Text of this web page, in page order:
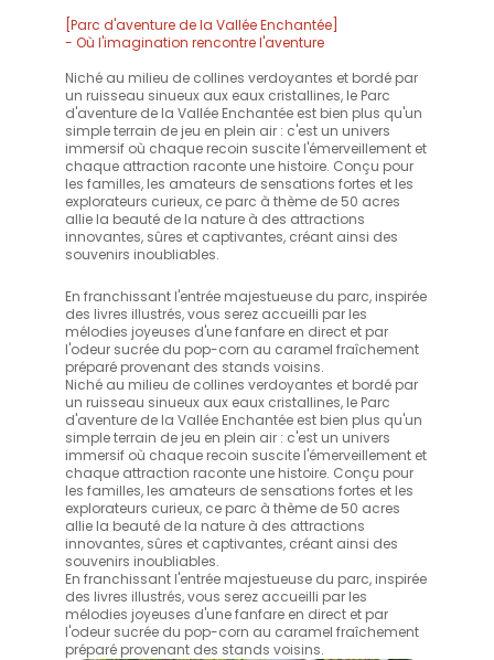
[Parc d'aventure de la Vallée Enchantée]
- Où l'imagination rencontre l'aventure
Niché au milieu de collines verdoyantes et bordé par
un ruisseau sinueux aux eaux cristallines, le Parc
d'aventure de la Vallée Enchantée est bien plus qu'un
simple terrain de jeu en plein air : c'est un univers
immersif où chaque recoin suscite l'émerveillement et
chaque attraction raconte une histoire. Conçu pour
les familles, les amateurs de sensations fortes et les
explorateurs curieux, ce parc à thème de 50 acres
allie la beauté de la nature à des attractions
innovantes, sûres et captivantes, créant ainsi des
souvenirs inoubliables.
En franchissant l'entrée majestueuse du parc, inspirée
des livres illustrés, vous serez accueilli par les
mélodies joyeuses d'une fanfare en direct et par
l'odeur sucrée du pop-corn au caramel fraîchement
préparé provenant des stands voisins.
Niché au milieu de collines verdoyantes et bordé par
un ruisseau sinueux aux eaux cristallines, le Parc
d'aventure de la Vallée Enchantée est bien plus qu'un
simple terrain de jeu en plein air : c'est un univers
immersif où chaque recoin suscite l'émerveillement et
chaque attraction raconte une histoire. Conçu pour
les familles, les amateurs de sensations fortes et les
explorateurs curieux, ce parc à thème de 50 acres
allie la beauté de la nature à des attractions
innovantes, sûres et captivantes, créant ainsi des
souvenirs inoubliables.
En franchissant l'entrée majestueuse du parc, inspirée
des livres illustrés, vous serez accueilli par les
mélodies joyeuses d'une fanfare en direct et par
l'odeur sucrée du pop-corn au caramel fraîchement
préparé provenant des stands voisins.